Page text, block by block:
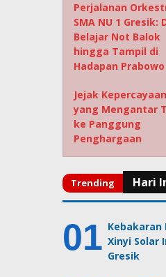
Perjalanan
SMA NU 1 Gresik:
Belajar Not Balok
hingga Tampil di
Hadapan
Jejak Kepercayaan
yang Mengantar
ke Panggung
Penghargaan
Kebakaran
Xinyi Solar
Gresik